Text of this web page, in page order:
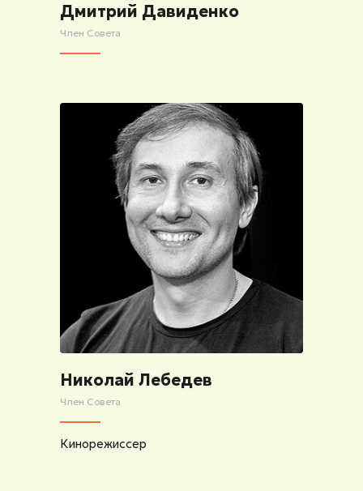
Дмитрий Давиденко
Член Совета
Николай Лебедев
Член Совета
Кинорежиссер